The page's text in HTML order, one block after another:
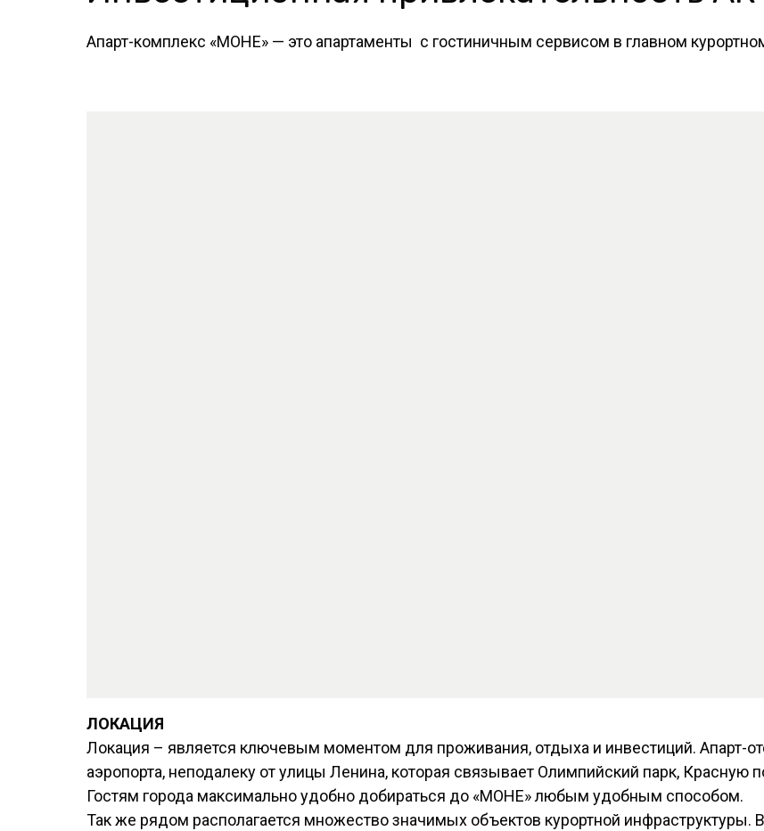
Апарт-комплекс «МОНЕ» — это апартаменты с гостиничным сервисом в главном
ЛОКАЦИЯ
Локация – является ключевым моментом для проживания, отдыха и инвестиций. Апарт-
аэропорта, неподалеку от улицы Ленина, которая связывает Олимпийский парк, Красную
Гостям города максимально удобно добираться до «МОНЕ» любым удобным способом.
Так же рядом располагается множество значимых объектов курортной инфраструктуры.